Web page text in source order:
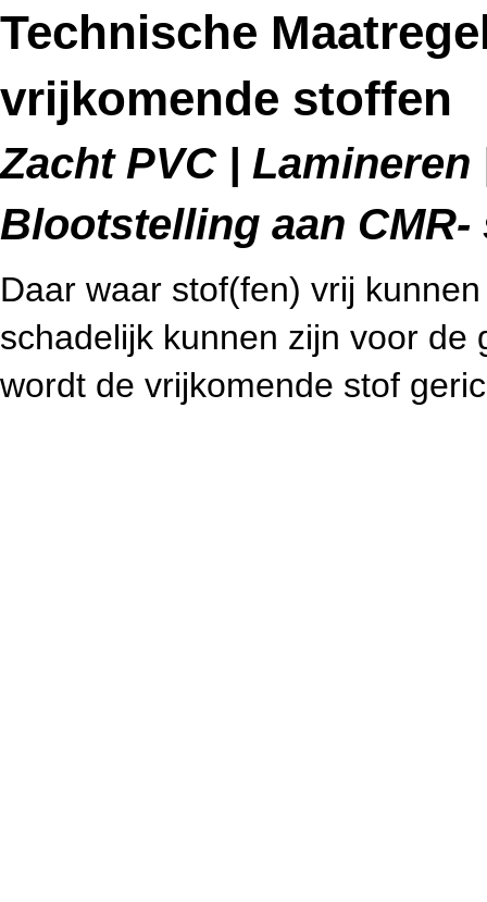
Technische
vrijkomende stoffen
Zacht PVC |
Blootstelling aan CMR-
Daar waar stof(fen) vrij
schadelijk kunnen zijn voor de
wordt de vrijkomende stof